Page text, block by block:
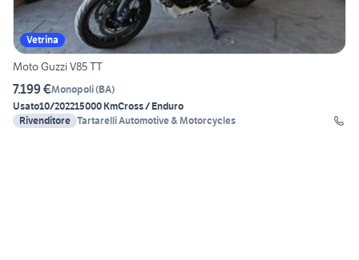
Vetrina
Moto Guzzi V85 TT
7.199 €Monopoli(BA)
Usato10/202215000 KmCross / Enduro
Rivenditore Tartarelli Automotive & Motorcycles